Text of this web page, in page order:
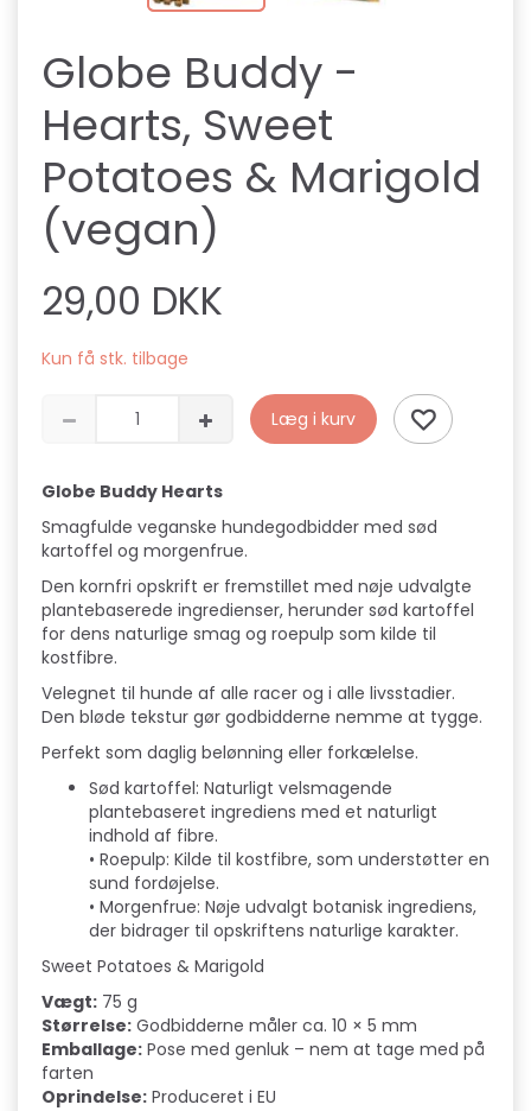
Globe Buddy -
Hearts, Sweet
Potatoes & Marigold
(vegan)
29,00 DKK
Kun få stk. tilbage
Læg i kurv
Globe Buddy Hearts
Smagfulde veganske hundegodbidder med sød
kartoffel og morgenfrue.
Den kornfri opskrift er fremstillet med nøje udvalgte
plantebaserede ingredienser, herunder sød kartoffel
for dens naturlige smag og roepulp som kilde til
kostfibre.
Velegnet til hunde af alle racer og i alle livsstadier.
Den bløde tekstur gør godbidderne nemme at tygge.
Perfekt som daglig belønning eller forkælelse.
Sød kartoffel: Naturligt velsmagende
plantebaseret ingrediens med et naturligt
indhold af fibre.
• Roepulp: Kilde til kostfibre, som understøtter en
sund fordøjelse.
• Morgenfrue: Nøje udvalgt botanisk ingrediens,
der bidrager til opskriftens naturlige karakter.
Sweet Potatoes & Marigold
Vægt: 75 g
Størrelse: Godbidderne måler ca. 10 × 5 mm
Emballage: Pose med genluk – nem at tage med på
farten
Oprindelse: Produceret i EU